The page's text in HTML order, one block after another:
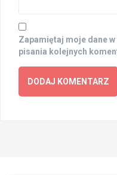
Zapamiętaj moje dane
pisania kolejnych